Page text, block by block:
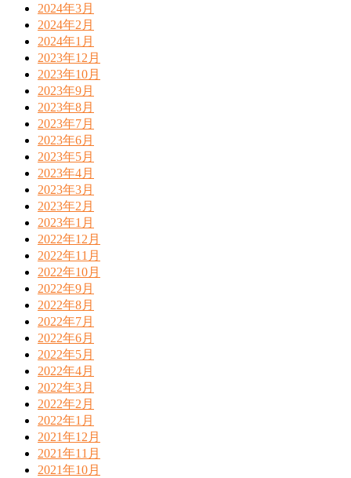
2024年3月
2024年2月
2024年1月
2023年12月
2023年10月
2023年9月
2023年8月
2023年7月
2023年6月
2023年5月
2023年4月
2023年3月
2023年2月
2023年1月
2022年12月
2022年11月
2022年10月
2022年9月
2022年8月
2022年7月
2022年6月
2022年5月
2022年4月
2022年3月
2022年2月
2022年1月
2021年12月
2021年11月
2021年10月